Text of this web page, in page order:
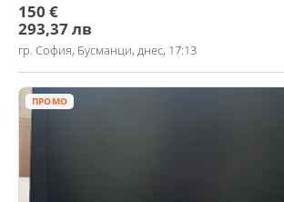
150 €
293,37 лв
гр. София, Бусманци, днес, 17:13
ПРОМО